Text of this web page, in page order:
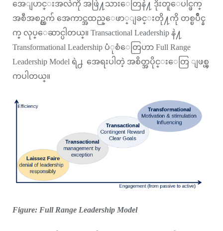
အေျပာင္းအလဲကို အဖြဲ႔သားေတြနဲ႔ ဒိုးတူေပါင္ဖက္
အစီအစဥ္တက် အေကာင္အထည္ေဖာ္ျခင္းတို႔ကို တစ္ၿပိဳင္န
က္ လုပ္ေဆာင္ပါတယ္။ Transactional Leadership နဲ႔
Transformational Leadership ပံုစံေတြဟာ Full Range
Leadership Model ရဲ႕ အေရးပါတဲ့ အစိတ္အပိုင္းေတြ ျဖစ္ၾ
ကပါတယ္။
Figure: Full Range Leadership Model